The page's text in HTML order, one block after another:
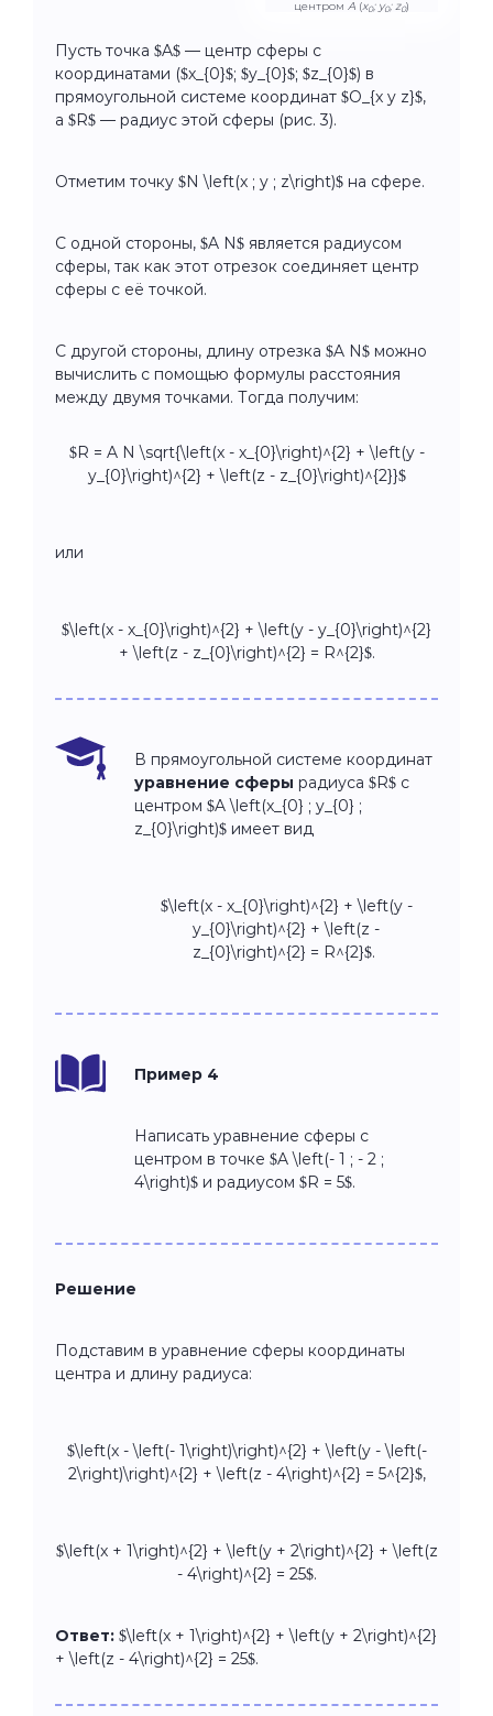
центромA (x0; y0; z0)
Пусть точка $A$ — центр сферы с
координатами ($x_{0}$; $y_{0}$; $z_{0}$) в
прямоугольной системе координат $O_{x y z}$,
а $R$ — радиус этой сферы (рис. 3).
Отметим точку $N \left(x ; y ; z\right)$ на сфере.
С одной стороны, $A N$ является радиусом
сферы, так как этот отрезок соединяет центр
сферы с её точкой.
С другой стороны, длину отрезка $A N$ можно
вычислить с помощью формулы расстояния
между двумя точками. Тогда получим:
$R = A N \sqrt{\left(x - x_{0}\right)^{2} + \left(y -
y_{0}\right)^{2} + \left(z - z_{0}\right)^{2}}$
или
$\left(x - x_{0}\right)^{2} + \left(y - y_{0}\right)^{2}
+ \left(z - z_{0}\right)^{2} = R^{2}$.
В прямоугольной системе координат
уравнение сферы радиуса $R$ с
центром $A \left(x_{0} ; y_{0} ;
z_{0}\right)$ имеет вид
$\left(x - x_{0}\right)^{2} + \left(y -
y_{0}\right)^{2} + \left(z -
z_{0}\right)^{2} = R^{2}$.
Пример 4
Написать уравнение сферы с
центром в точке $A \left(- 1 ; - 2 ;
4\right)$ и радиусом $R = 5$.
Решение
Подставим в уравнение сферы координаты
центра и длину радиуса:
$\left(x - \left(- 1\right)\right)^{2} + \left(y - \left(-
2\right)\right)^{2} + \left(z - 4\right)^{2} = 5^{2}$,
$\left(x + 1\right)^{2} + \left(y + 2\right)^{2} + \left(z
- 4\right)^{2} = 25$.
Ответ: $\left(x + 1\right)^{2} + \left(y + 2\right)^{2}
+ \left(z - 4\right)^{2} = 25$.